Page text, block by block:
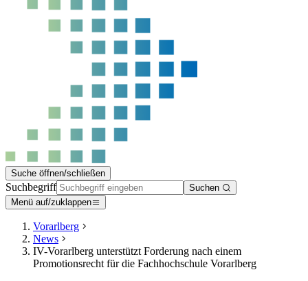
Suche öffnen/schließen
Suchbegriff
Suchen
Menü auf/zuklappen
Vorarlberg
News
IV-Vorarlberg unterstützt Forderung nach einem
Promotionsrecht für die Fachhochschule Vorarlberg